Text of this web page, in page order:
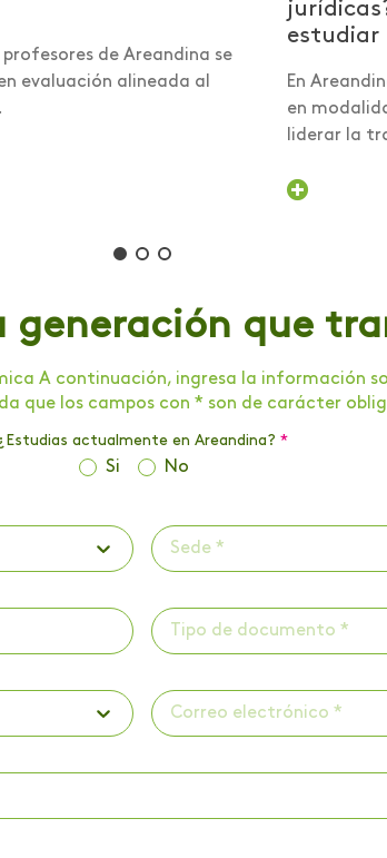
profesores de Areandina se
evaluación alineada al
estudiar
En
en
liderar la
generación que
A continuación, ingresa la información
que los campos con * son de carácter
actualmente en Areandina? *
Si No
Sede *
Tipo de documento *